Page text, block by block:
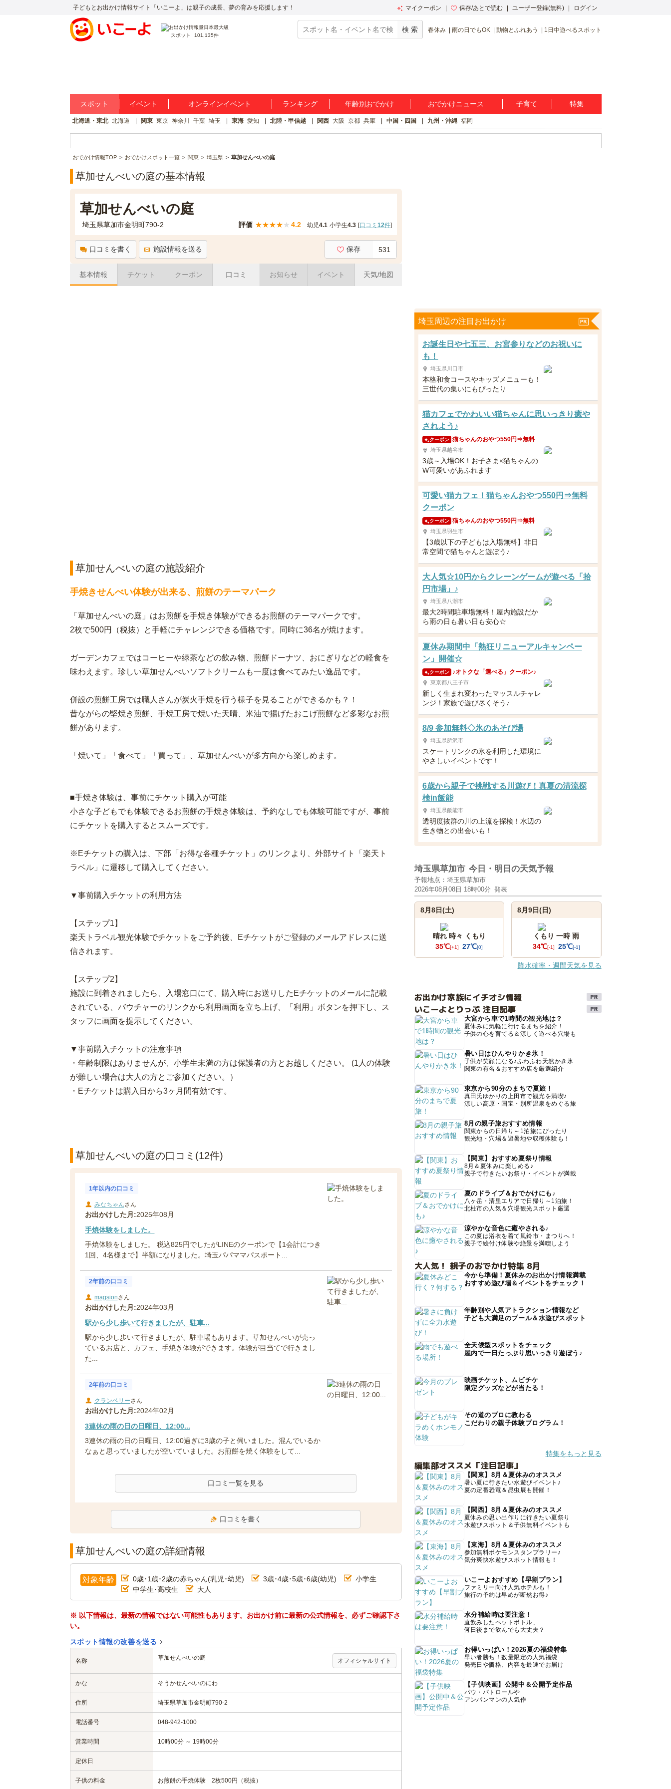
子どもとお出かけ情報サイト「いこーよ」は親子の成長、夢の育みを応援します！ マイクーポン 保存/あとで読む ユーザー登録(無料) ログイン
スポット 101,135件
春休み 雨の日でもOK 動物とふれあう 1日中遊べるスポット
スポット イベント オンラインイベント ランキング 年齢別おでかけ おでかけニュース 子育て 特集
北海道・東北 北海道 関東 東京 神奈川 千葉 埼玉 東海 愛知 北陸・甲信越 関西 大阪 京都 兵庫 中国・四国 九州・沖縄 福岡
おでかけ情報TOP おでかけスポット一覧 関東 埼玉県 草加せんべいの庭
草加せんべいの庭の基本情報
草加せんべいの庭
埼玉県草加市金明町790-2 評価 ★★★★★ 4.2 幼児4.1 小学生4.3 [口コミ 12件]
口コミを書く 施設情報を送る 保存 531
基本情報 チケット クーポン 口コミ お知らせ イベント 天気/地図
草加せんべいの庭の施設紹介
手焼きせんべい体験が出来る、煎餅のテーマパーク
「草加せんべいの庭」はお煎餅を手焼き体験ができるお煎餅のテーマパークです。
2枚で500円（税抜）と手軽にチャレンジできる価格です。同時に36名が焼けます。
ガーデンカフェではコーヒーや緑茶などの飲み物、煎餅ドーナツ、おにぎりなどの軽食を
味わえます。珍しい草加せんべいソフトクリームも一度は食べてみたい逸品です。
併設の煎餅工房では職人さんが炭火手焼を行う様子を見ることができるかも？！
昔ながらの堅焼き煎餅、手焼工房で焼いた天晴、米油で揚げたおこげ煎餅など多彩なお煎
餅があります。
「焼いて」「食べて」「買って」、草加せんべいが多方向から楽しめます。
■手焼き体験は、事前にチケット購入が可能
小さな子どもでも体験できるお煎餅の手焼き体験は、予約なしでも体験可能ですが、事前
にチケットを購入するとスムーズです。
※Eチケットの購入は、下部「お得な各種チケット」のリンクより、外部サイト「楽天ト
ラベル」に遷移して購入してください。
▼事前購入チケットの利用方法
【ステップ1】
楽天トラベル観光体験でチケットをご予約後、Eチケットがご登録のメールアドレスに送
信されます。
【ステップ2】
施設に到着されましたら、入場窓口にて、購入時にお送りしたEチケットのメールに記載
されている、バウチャーのリンクから利用画面を立ち上げ、「利用」ボタンを押下し、ス
タッフに画面を提示してください。
▼事前購入チケットの注意事項
・年齢制限はありませんが、小学生未満の方は保護者の方とお越しください。 (1人の体験
が難しい場合は大人の方とご参加ください。）
・Eチケットは購入日から3ヶ月間有効です。
草加せんべいの庭の口コミ(12件)
1年以内の口コミ
みなちゃんさん
お出かけした月:2025年08月
手焼体験をしました。
手焼体験をしました。 税込825円でしたがLINEのクーポンで【1会計につき
1回、4名様まで】半額になりました。埼玉パパママパスポート...
2年前の口コミ
magsionさん
お出かけした月:2024年03月
駅から少し歩いて行きましたが、駐車...
駅から少し歩いて行きましたが、駐車場もあります。草加せんべいが売っ
ているお店と、カフェ、手焼き体験ができます。体験が目当てで行きまし
た...
2年前の口コミ
クランベリーさん
お出かけした月:2024年02月
3連休の雨の日の日曜日、12:00...
3連休の雨の日の日曜日、12:00過ぎに3歳の子と伺いました。混んでいるか
なぁと思っていましたが空いていました。お煎餅を焼く体験をして...
口コミ一覧を見る
口コミを書く
草加せんべいの庭の詳細情報
対象年齢 0歳･1歳･2歳の赤ちゃん(乳児･幼児) 3歳･4歳･5歳･6歳(幼児)
小学生
中学生･高校生
大人
※ 以下情報は、最新の情報ではない可能性もあります。お出かけ前に最新の公式情報を、必ずご確認下さ
い。
スポット情報の改善を送る
名称 草加せんべいの庭 オフィシャルサイト
かな そうかせんべいのにわ
住所 埼玉県草加市金明町790-2
電話番号 048-942-1000
営業時間 10時00分 ～ 19時00分
定休日
子供の料金 お煎餅の手焼体験 2枚500円（税抜）
埼玉周辺の注目お出かけ
お誕生日や七五三、お宮参りなどのお祝いに
も！
埼玉県川口市
本格和食コースやキッズメニューも！
三世代の集いにもぴったり
猫カフェでかわいい猫ちゃんに思いっきり癒や
されよう♪
クーポン 猫ちゃんのおやつ550円⇒無料
埼玉県越谷市
3歳～入場OK！お子さま×猫ちゃんの
W可愛いがあふれます
可愛い猫カフェ！猫ちゃんおやつ550円⇒無料
クーポン
クーポン 猫ちゃんのおやつ550円⇒無料
埼玉県羽生市
【3歳以下の子どもは入場無料】非日
常空間で猫ちゃんと遊ぼう♪
大人気☆10円からクレーンゲームが遊べる「拾
円市場」♪
埼玉県八潮市
最大2時間駐車場無料！屋内施設だか
ら雨の日も暑い日も安心☆
夏休み期間中「熱狂リニューアルキャンペー
ン」開催☆
クーポン ♪オトクな「選べる」クーポン♪
東京都八王子市
新しく生まれ変わったマッスルチャレ
ンジ！家族で遊び尽くそう♪
8/9 参加無料◇氷のあそび場
埼玉県所沢市
スケートリンクの氷を利用した環境に
やさしいイベントです！
6歳から親子で挑戦する川遊び！真夏の清流探
検in飯能
埼玉県飯能市
透明度抜群の川の上流を探検！水辺の
生き物との出会いも！
埼玉県草加市 今日・明日の天気予報
予報地点：埼玉県草加市
2026年08月08日 18時00分 発表
8月8日(土)
晴れ 時々 くもり
35℃[+1] 27℃[0]
8月9日(日)
くもり 一時 雨
34℃[-1] 25℃[-1]
降水確率・週間天気を見る
お出かけ家族にイチオシ情報
いこーよとりっぷ 注目記事
大宮から車で1時間の観光地は？
夏休みに気軽に行けるまちを紹介！
子供の心を育てる＆涼しく遊べる穴場も
暑い日はひんやりかき氷！
子供が笑顔になる♪ふわふわ天然かき氷
関東の有名＆おすすめ店を厳選紹介
東京から90分のまちで夏旅！
真田氏ゆかりの上田市で観光を満喫♪
涼しい高原・国宝・別所温泉をめぐる旅
8月の親子旅おすすめ情報
関東からの日帰り～1泊旅にぴったり
観光地・穴場＆避暑地や収穫体験も！
【関東】おすすめ夏祭り情報
8月＆夏休みに楽しめる♪
親子で行きたいお祭り・イベントが満載
夏のドライブ＆おでかけにも♪
八ヶ岳・清里エリアで日帰り～1泊旅！
北杜市の人気＆穴場観光スポット厳選
涼やかな音色に癒やされる♪
この夏は浴衣を着て風鈴市・まつりへ！
親子で絵付け体験や絶景を満喫しよう
大人気！ 親子のおでかけ特集 8月
今から準備！夏休みのお出かけ情報満載
おすすめ遊び場＆イベントをチェック！
年齢別や人気アトラクション情報など
子ども大満足のプール＆水遊びスポット
全天候型スポットをチェック
屋内で一日たっぷり思いっきり遊ぼう♪
映画チケット、ムビチケ
限定グッズなどが当たる！
その道のプロに教わる
こだわりの親子体験プログラム！
特集をもっと見る
編集部オススメ「注目記事」
【関東】8月＆夏休みのオススメ
暑い夏に行きたい水遊びイベント♪
夏の定番恐竜＆昆虫展も開催！
【関西】8月＆夏休みのオススメ
夏休みの思い出作りに行きたい夏祭り
水遊びスポット＆子供無料イベントも
【東海】8月＆夏休みのオススメ
参加無料ポケモンスタンプラリー♪
気分爽快水遊びスポット情報も！
いこーよおすすめ【早割プラン】
ファミリー向け人気ホテルも！
旅行の予約は早めが断然お得♪
水分補給時は要注意！
直飲みしたペットボトル、
何日後まで飲んでも大丈夫？
お得いっぱい！2026夏の福袋特集
早い者勝ち！数量限定の人気福袋
発売日や価格、内容を最速でお届け
【子供映画】公開中＆公開予定作品
パウ・パトロールや
アンパンマンの人気作